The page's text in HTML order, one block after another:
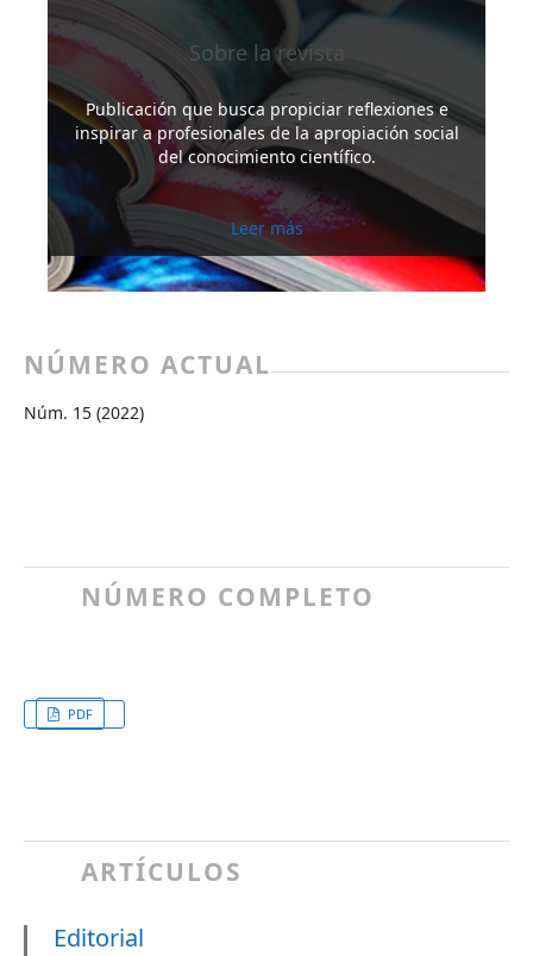
Sobre la revista
Publicación que busca propiciar reflexiones e
inspirar a profesionales de la apropiación social
del conocimiento científico.
Leer más
NÚMERO ACTUAL
Núm. 15 (2022)
NÚMERO COMPLETO
PDF
ARTÍCULOS
Editorial